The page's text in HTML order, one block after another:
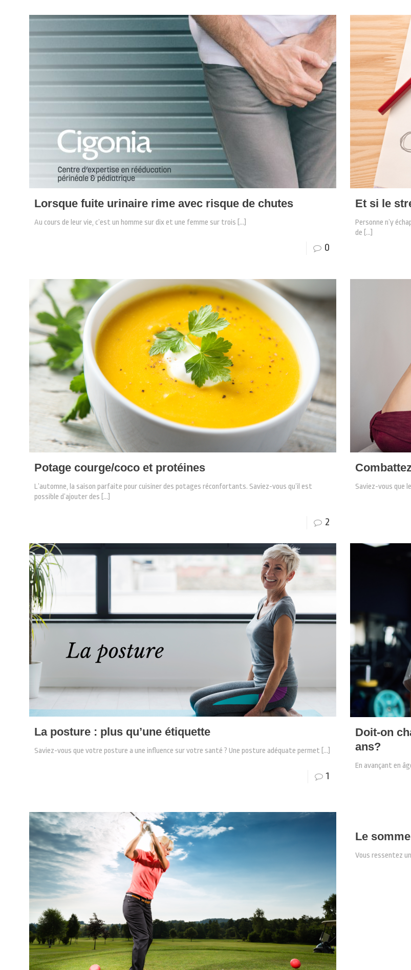
Lorsque fuite urinaire rime avec risque de chutes
Au cours de leur vie, c’est un homme sur dix et une femme sur trois […]
0
Et si le
Personne n’y
de […]
Potage courge/coco et protéines
L’automne, la saison parfaite pour cuisiner des potages réconfortants. Saviez-vous qu’il est
possible d’ajouter des […]
2
Saviez-vous que
La posture : plus qu’une étiquette
Saviez-vous que votre posture a une influence sur votre santé ? Une posture adéquate permet […]
1
Doit-on
ans?
En avançant en
Le
Vous ressentez